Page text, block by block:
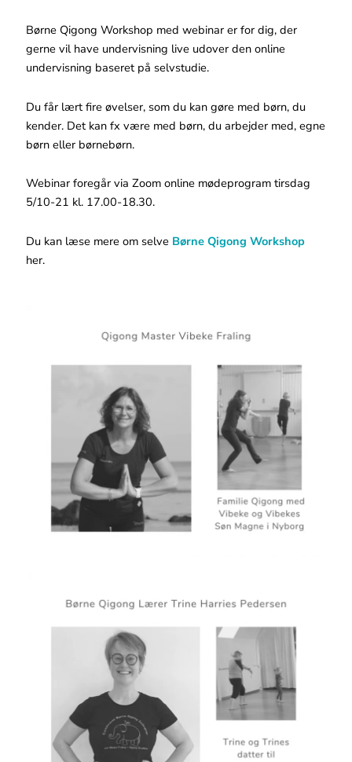
Børne Qigong Workshop med webinar er for dig, der
gerne vil have undervisning live udover den online
undervisning baseret på selvstudie.
Du får lært fire øvelser, som du kan gøre med børn, du
kender. Det kan fx være med børn, du arbejder med, egne
børn eller børnebørn.
Webinar foregår via Zoom online mødeprogram tirsdag
5/10-21 kl. 17.00-18.30.
Du kan læse mere om selve Børne Qigong Workshop
her.